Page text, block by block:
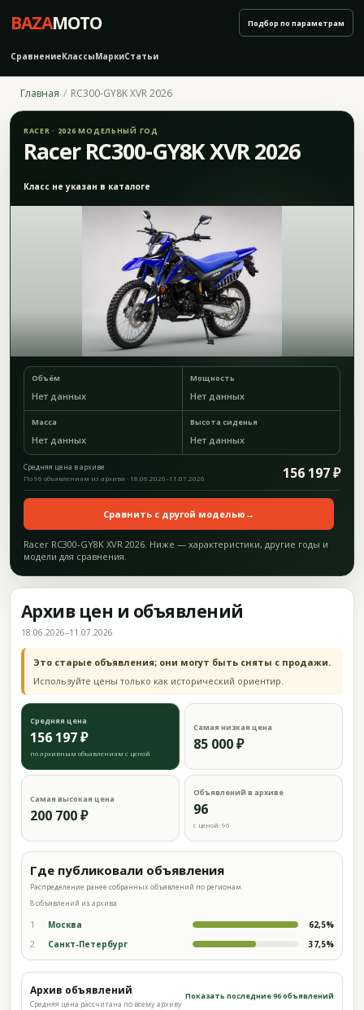
BAZAMOTO
СравнениеКлассыМаркиСтатьи
Подбор по параметрам
Главная RC300-GY8K XVR 2026
RACER · 2026 МОДЕЛЬНЫЙ ГОД
Racer RC300-GY8K XVR 2026
Класс не указан в каталоге
Объём
Нет данных
Мощность
Нет данных
Масса
Нет данных
Высота сиденья
Нет данных
Средняя цена в архиве 156 197 ₽
По 96 объявлениям из архива · 18.06.2026–11.07.2026
Сравнить с другой моделью →
Racer RC300-GY8K XVR 2026. Ниже — характеристики, другие годы и
модели для сравнения.
Архив цен и объявлений
18.06.2026–11.07.2026
Это старые объявления; они могут быть сняты с продажи.
Используйте цены только как исторический ориентир.
Средняя цена
156 197 ₽
по архивным объявлениям с ценой
Самая низкая цена
85 000 ₽
Самая высокая цена
200 700 ₽
Объявлений в архиве
96
с ценой: 96
Где публиковали объявления
Распределение ранее собранных объявлений по регионам.
8 объявлений из архива
1 Москва 62,5%
2 Санкт-Петербург 37,5%
Архив объявлений
Средняя цена рассчитана по всему архиву
Показать последние 96 объявлений